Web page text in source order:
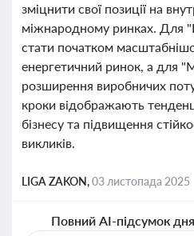
зміцнити свої позиції на
міжнародному ринках. Для
стати початком
енергетичний ринок, а для
розширення виробничих
кроки відображають
бізнесу та підвищення
викликів.
LIGA ZAKON,03 листопада 2025
Повний AI-підсумок